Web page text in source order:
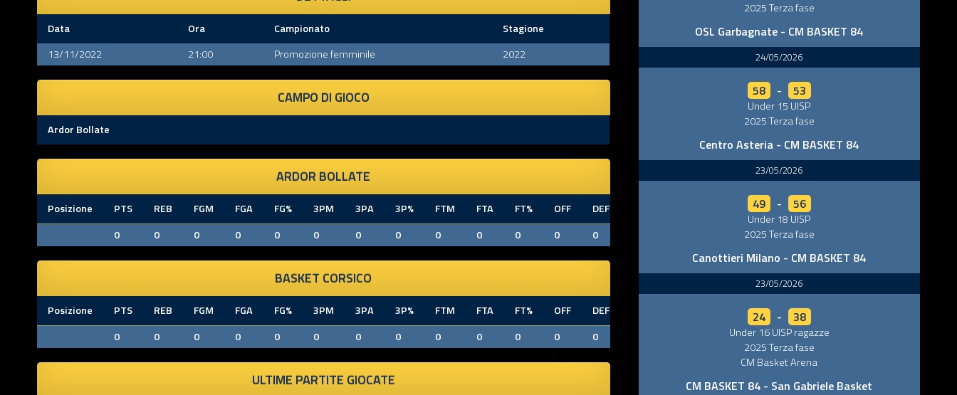
Data Ora Campionato
Stagione
13/11/2022
21:00 Promozione femminile 2022
CAMPO DI GIOCO
Ardor Bollate
ARDOR BOLLATE
Posizione PTS REB FGM FGA FG% 3PM 3PA 3P% FTM FTA FT% OFF DEF
0
0 0 0 0 0 0 0 0 0 0 0 0
BASKET CORSICO
Posizione PTS REB FGM FGA FG% 3PM 3PA 3P% FTM FTA FT% OFF DEF
0
0 0 0 0 0 0 0 0 0 0 0 0
ULTIME PARTITE GIOCATE
2025 Terza fase
OSL Garbagnate - CM BASKET 84
24/05/2026
58 - 53
Under 15 UISP
2025 Terza fase
Centro Asteria - CM BASKET 84
23/05/2026
49 - 56
Under 18 UISP
2025 Terza fase
Canottieri Milano - CM BASKET 84
23/05/2026
24 - 38
Under 16 UISP ragazze
2025 Terza fase
CM Basket Arena
CM BASKET 84 - San Gabriele Basket